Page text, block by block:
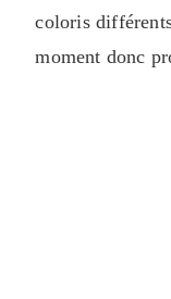
coloris
moment donc